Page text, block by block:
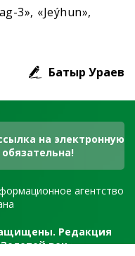
3», «Jeýhun»,
Батыр Ураев
на электронную
агентство
Редакция
век»